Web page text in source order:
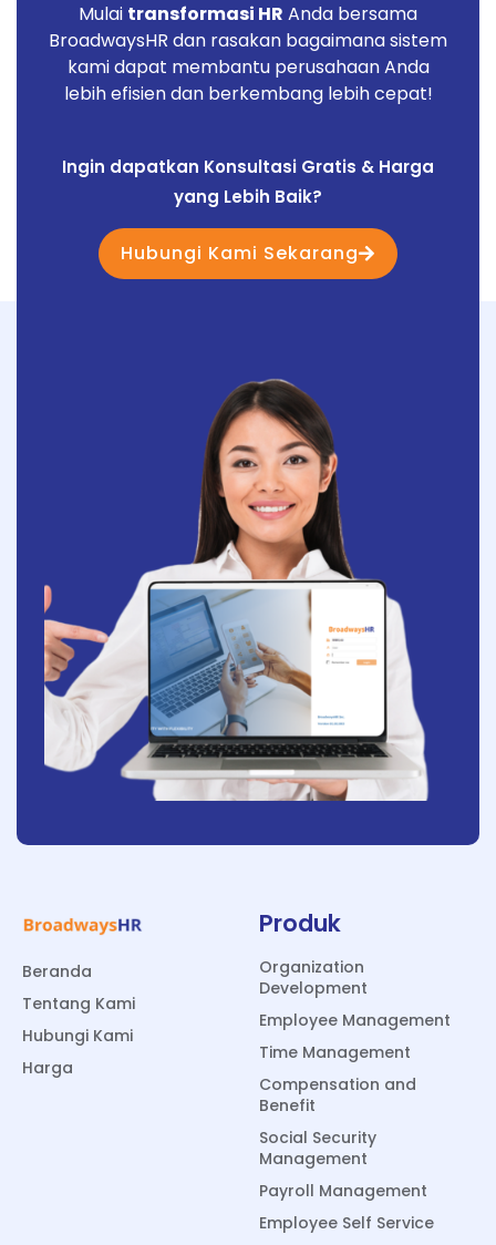
Mulai transformasi HR Anda bersama
BroadwaysHR dan rasakan bagaimana sistem
kami dapat membantu perusahaan Anda
lebih efisien dan berkembang lebih cepat!
Ingin dapatkan Konsultasi Gratis & Harga
yang Lebih Baik?
Hubungi Kami Sekarang
Beranda
Tentang Kami
Hubungi Kami
Harga
Produk
Organization
Development
Employee Management
Time Management
Compensation and
Benefit
Social Security
Management
Payroll Management
Employee Self Service